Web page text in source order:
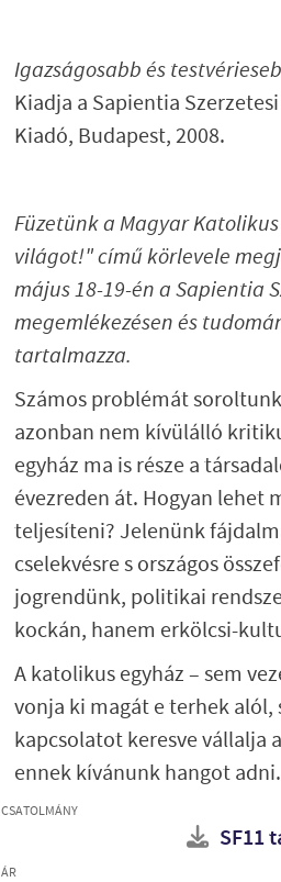
Igazságosabb és
Kiadja a Sapientia
Kiadó, Budapest, 2008.
Füzetünk a Magyar
világot!" című körlevele
május 18-19-én a Sapientia
megemlékezésen és
tartalmazza.
Számos problémát
azonban nem kívülálló
egyház ma is része a
évezreden át. Hogyan lehet
teljesíteni? Jelenünk
cselekvésre s országos
jogrendünk, politikai
kockán, hanem erkölcsi-
A katolikus egyház – sem
vonja ki magát e terhek alól,
kapcsolatot keresve vállalja
ennek kívánunk hangot adni.
CSATOLMÁNY
SF11
ÁR